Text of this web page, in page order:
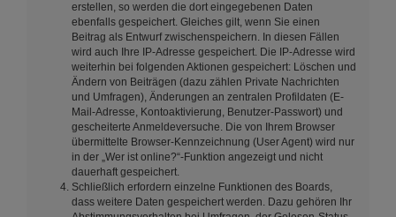
erstellen, so werden die dort eingegebenen Daten
ebenfalls gespeichert. Gleiches gilt, wenn Sie einen
Beitrag als Entwurf zwischenspeichern. In diesen Fällen
wird auch Ihre IP-Adresse gespeichert. Die IP-Adresse wird
weiterhin bei folgenden Aktionen gespeichert: Löschen und
Ändern von Beiträgen (dazu zählen Private Nachrichten
und Umfragen), Änderungen an zentralen Profildaten (E-
Mail-Adresse, Kontoaktivierung, Benutzer-Passwort) und
gescheiterte Anmeldeversuche. Die von Ihrem Browser
übermittelte Browser-Kennzeichnung (User Agent) wird nur
in der „Wer ist online?“-Funktion angezeigt und nicht
dauerhaft gespeichert.
Schließlich erfordern einzelne Funktionen des Boards,
dass weitere Daten gespeichert werden. Dazu gehören Ihr